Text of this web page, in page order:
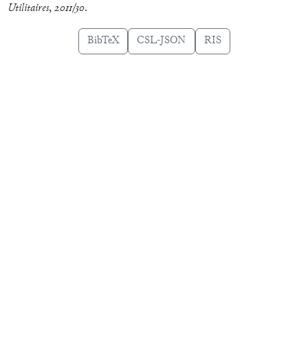
Utilitaires,2011/30.
BibTeX CSL-JSON RIS